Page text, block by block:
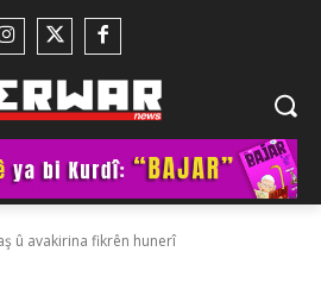
û avakirina fikrên hunerî